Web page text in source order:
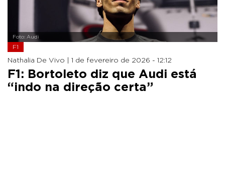
Foto: Audi
F1
Nathalia De Vivo | 1 de fevereiro de 2026 - 12:12
F1: Bortoleto diz que Audi está
“indo na direção certa”